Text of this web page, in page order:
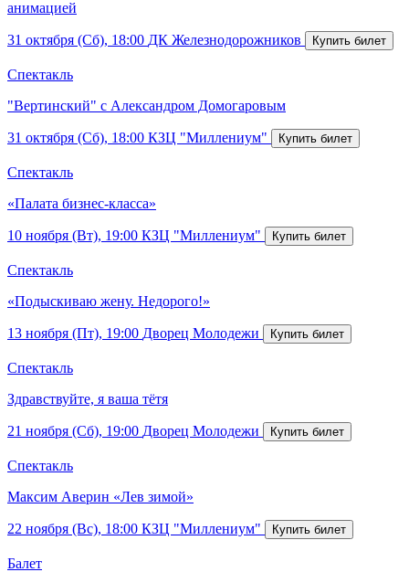
анимацией
31 октября (Сб), 18:00 ДК Железнодорожников
Спектакль
"Вертинский" с Александром Домогаровым
31 октября (Сб), 18:00 КЗЦ "Миллениум"
Спектакль
«Палата бизнес-класса»
10 ноября (Вт), 19:00 КЗЦ "Миллениум"
Спектакль
«Подыскиваю жену. Недорого!»
13 ноября (Пт), 19:00 Дворец Молодежи
Спектакль
Здравствуйте, я ваша тётя
21 ноября (Сб), 19:00 Дворец Молодежи
Спектакль
Максим Аверин «Лев зимой»
22 ноября (Вс), 18:00 КЗЦ "Миллениум"
Балет